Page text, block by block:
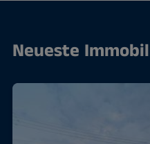
Neueste